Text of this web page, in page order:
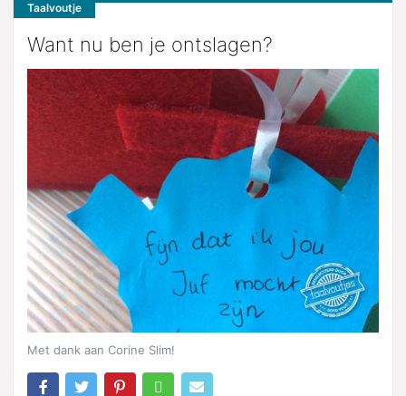
Taalvoutje
Want nu ben je ontslagen?
Met dank aan Corine Slim!